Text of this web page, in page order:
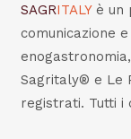
SAGRITALY è un
comunicazione
Sagritaly® e Le
registrati. Tutti i